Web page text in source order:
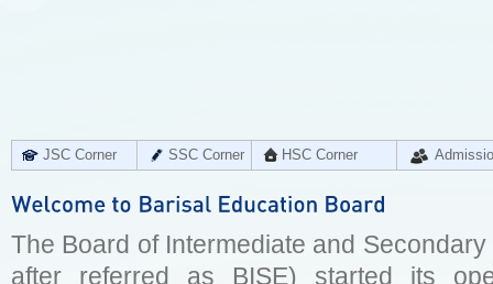
JSC Corner SSC Corner HSC Corner
The Board of Intermediate and
after referred as BISE) started its